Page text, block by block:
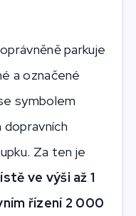
parkuje
a označené
symbolem
dopravních
Za ten je
ve výši až 1
řízení 2 000